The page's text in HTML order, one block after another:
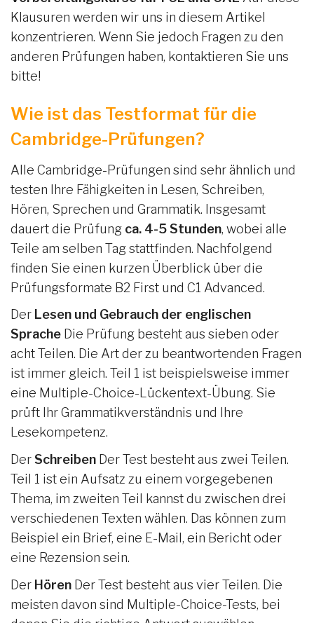
Klausuren werden wir uns in diesem Artikel
konzentrieren. Wenn Sie jedoch Fragen zu den
anderen Prüfungen haben, kontaktieren Sie uns
bitte!
Wie ist das Testformat für die
Cambridge-Prüfungen?
Alle Cambridge-Prüfungen sind sehr ähnlich und
testen Ihre Fähigkeiten in Lesen, Schreiben,
Hören, Sprechen und Grammatik. Insgesamt
dauert die Prüfung ca. 4-5 Stunden, wobei alle
Teile am selben Tag stattfinden. Nachfolgend
finden Sie einen kurzen Überblick über die
Prüfungsformate B2 First und C1 Advanced.
Der Lesen und Gebrauch der englischen
Sprache Die Prüfung besteht aus sieben oder
acht Teilen. Die Art der zu beantwortenden Fragen
ist immer gleich. Teil 1 ist beispielsweise immer
eine Multiple-Choice-Lückentext-Übung. Sie
prüft Ihr Grammatikverständnis und Ihre
Lesekompetenz.
DerSchreiben Der Test besteht aus zwei Teilen.
Teil 1 ist ein Aufsatz zu einem vorgegebenen
Thema, im zweiten Teil kannst du zwischen drei
verschiedenen Texten wählen. Das können zum
Beispiel ein Brief, eine E-Mail, ein Bericht oder
eine Rezension sein.
Der Hören Der Test besteht aus vier Teilen. Die
meisten davon sind Multiple-Choice-Tests, bei